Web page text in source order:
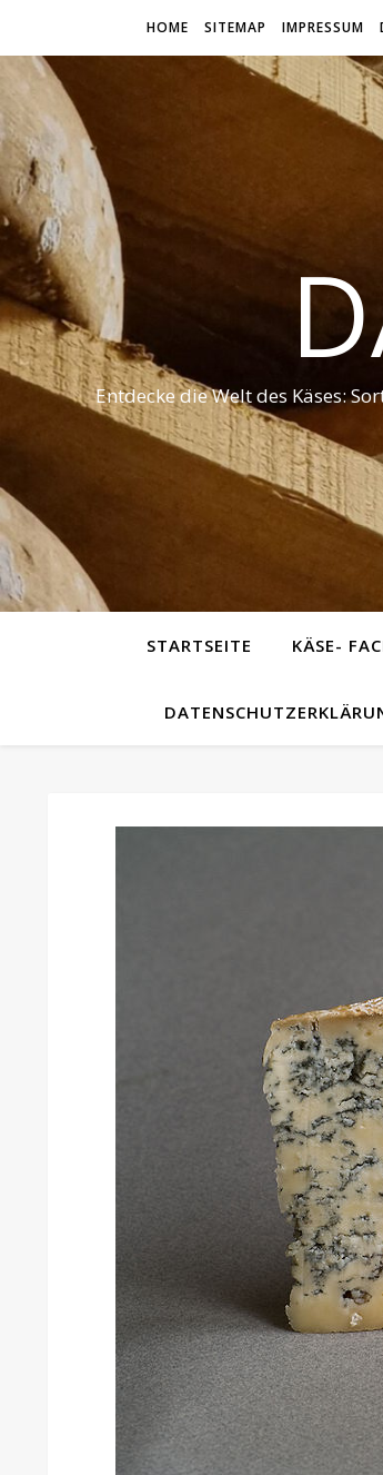
HOME SITEMAP IMPRESSUM
Entdecke die Welt des Käses:
STARTSEITE KÄSE-